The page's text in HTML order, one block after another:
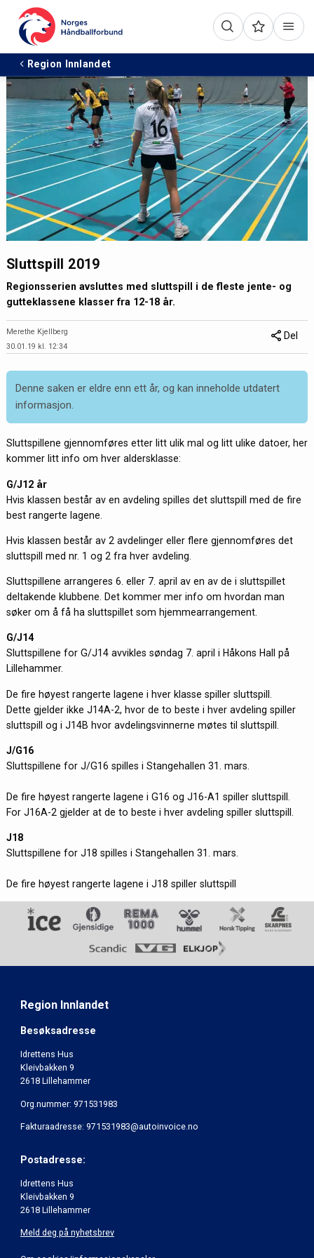
Region Innlandet
Sluttspill 2019
Regionsserien avsluttes med sluttspill i de fleste jente- og
gutteklassene klasser fra 12-18 år.
Merethe Kjellberg
30.01.19 kl. 12:34
Del
Denne saken er eldre enn ett år, og kan inneholde utdatert
informasjon.
Sluttspillene gjennomføres etter litt ulik mal og litt ulike datoer, her
kommer litt info om hver aldersklasse:
G/J12 år
Hvis klassen består av en avdeling spilles det sluttspill med de fire
best rangerte lagene.
Hvis klassen består av 2 avdelinger eller flere gjennomføres det
sluttspill med nr. 1 og 2 fra hver avdeling.
Sluttspillene arrangeres 6. eller 7. april av en av de i sluttspillet
deltakende klubbene. Det kommer mer info om hvordan man
søker om å få ha sluttspillet som hjemmearrangement.
G/J14
Sluttspillene for G/J14 avvikles søndag 7. april i Håkons Hall på
Lillehammer.
De fire høyest rangerte lagene i hver klasse spiller sluttspill.
Dette gjelder ikke J14A-2, hvor de to beste i hver avdeling spiller
sluttspill og i J14B hvor avdelingsvinnerne møtes til sluttspill.
J/G16
Sluttspillene for J/G16 spilles i Stangehallen 31. mars.
De fire høyest rangerte lagene i G16 og J16-A1 spiller sluttspill.
For J16A-2 gjelder at de to beste i hver avdeling spiller sluttspill.
J18
Sluttspillene for J18 spilles i Stangehallen 31. mars.
De fire høyest rangerte lagene i J18 spiller sluttspill
Region Innlandet
Besøksadresse
Idrettens Hus
Kleivbakken 9
2618 Lillehammer
Org.nummer: 971531983
Fakturaadresse: 971531983@autoinvoice.no
Postadresse:
Idrettens Hus
Kleivbakken 9
2618 Lillehammer
Meld deg på nyhetsbrev